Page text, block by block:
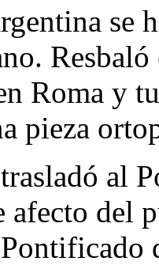
se
Roma y
pieza
al
afecto del